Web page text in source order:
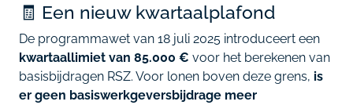
🧾 Een nieuw kwartaalplafond
De programmawet van 18 juli 2025 introduceert een
kwartaallimiet van 85.000 € voor het berekenen van
basisbijdragen RSZ. Voor lonen boven deze grens, is
er geen basiswerkgeversbijdrage meer